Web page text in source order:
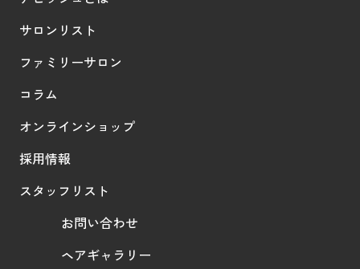
サロンリスト
ファミリーサロン
コラム
オンラインショップ
採用情報
スタッフリスト
お問い合わせ
ヘアギャラリー